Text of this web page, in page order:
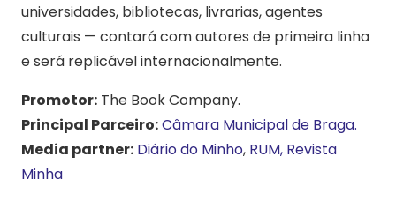
universidades, bibliotecas, livrarias, agentes
culturais — contará com autores de primeira linha
e será replicável internacionalmente.
Promotor: The Book Company.
Principal Parceiro:Câmara Municipal de Braga.
Media partner: Diário do Minho, RUM, Revista
Minha